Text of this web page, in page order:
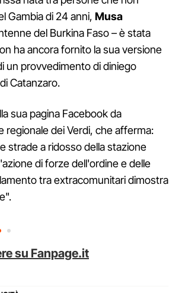
Gambia di 24 anni, Musa
del Burkina Faso – è stata
ha ancora fornito la sua versione
un provvedimento di diniego
Catanzaro.
sua pagina Facebook da
regionale dei Verdi, che afferma:
strade a ridosso della stazione
di forze dell'ordine e delle
tra extracomunitari dimostra
su Fanpage.it